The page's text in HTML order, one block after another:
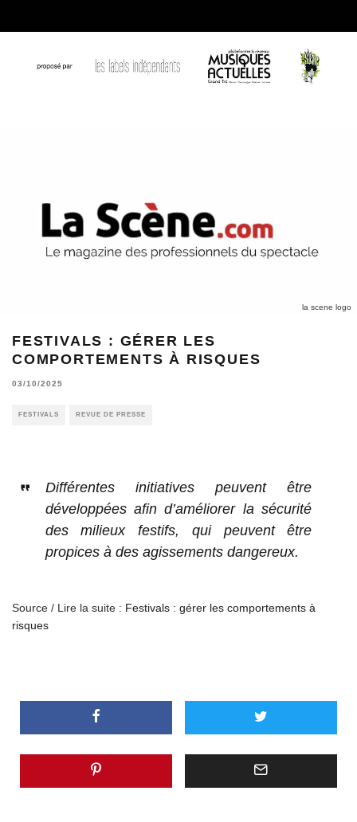
la scene logo
FESTIVALS : GÉRER LES
COMPORTEMENTS À RISQUES
03/10/2025
FESTIVALS REVUE DE PRESSE
Différentes initiatives peuvent être
développées afin d’améliorer la sécurité
des milieux festifs, qui peuvent être
propices à des agissements dangereux.
Source / Lire la suite : Festivals : gérer les comportements à
risques